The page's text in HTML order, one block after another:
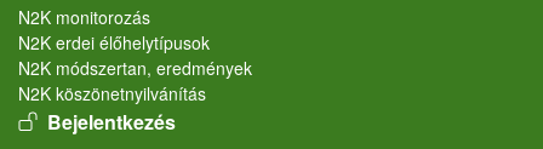
N2K monitorozás
N2K erdei élőhelytípusok
N2K módszertan, eredmények
N2K köszönetnyilvánítás
User account menu
Bejelentkezés